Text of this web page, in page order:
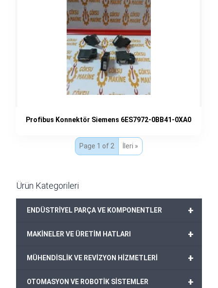
Profibus Konnektör Siemens 6ES7972-0BB41-0XA0
Page 1 of 2 İleri »
Ürün Kategorileri
+
ENDÜSTRİYEL PARÇA VE KOMPONENTLER
+
MAKİNELER VE ÜRETİM HATLARI
+
MÜHENDİSLİK VE REVİZYON HİZMETLERİ
+
OTOMASYON VE ROBOTİK SİSTEMLER